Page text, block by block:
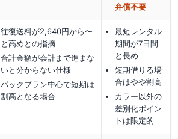
弁償不要
往復送料が2,640円から〜
と高めとの指摘
合計金額が会計まで進まな
いと分からない仕様
パックプラン中心で短期は
割高となる場合
最短レンタル
期間が7日間
と長め
短期借りる場
合はやや割高
カラー以外の
差別化ポイン
トは限定的